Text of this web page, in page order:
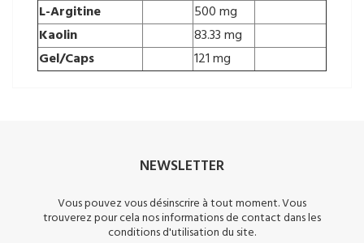
L-Argitine
500 mg
Kaolin
83.33 mg
Gel/Caps
121 mg
NEWSLETTER
Vous pouvez vous désinscrire à tout moment. Vous
trouverez pour cela nos informations de contact dans les
conditions d'utilisation du site.